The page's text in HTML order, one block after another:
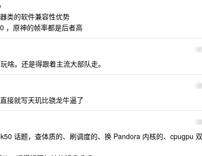
类的软件兼容性优势
，原神的帧率都是后者高
37
啥。还是得跟着主流大部队走。
38
接就写天玑比骁龙牛逼了
39
话题，查体质的、刷调度的、换 Pandora 内核的、cpugpu 双